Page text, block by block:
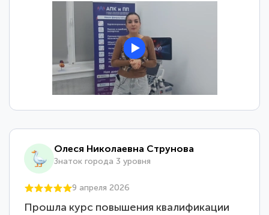
Олеся Николаевна Струнова
Знаток города 3 уровня
9 апреля 2026
Прошла курс повышения квалификации